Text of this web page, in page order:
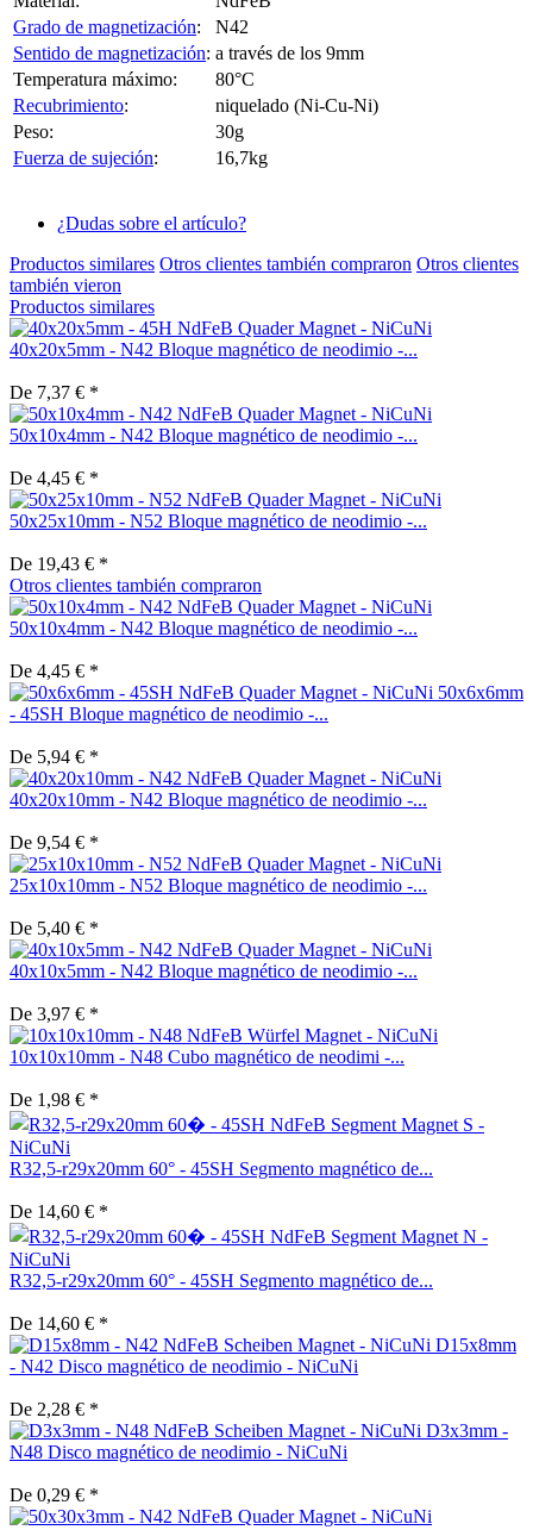
Grado de magnetización:
N42
Sentido de magnetización: a través de los 9mm
Temperatura máximo:
80°C
Recubrimiento:
niquelado (Ni-Cu-Ni)
Peso:
30g
Fuerza de sujeción: 16,7kg
¿Dudas sobre el artículo?
Productos similares Otros clientes también compraron Otros clientes
también vieron
Productos similares
40x20x5mm - N42 Bloque magnético de neodimio -...
De 7,37 € *
50x10x4mm - N42 Bloque magnético de neodimio -...
De 4,45 € *
50x25x10mm - N52 Bloque magnético de neodimio -...
De 19,43 € *
Otros clientes también compraron
50x10x4mm - N42 Bloque magnético de neodimio -...
De 4,45 € *
50x6x6mm
- 45SH Bloque magnético de neodimio -...
De 5,94 € *
40x20x10mm - N42 Bloque magnético de neodimio -...
De 9,54 € *
25x10x10mm - N52 Bloque magnético de neodimio -...
De 5,40 € *
40x10x5mm - N42 Bloque magnético de neodimio -...
De 3,97 € *
10x10x10mm - N48 Cubo magnético de neodimi -...
De 1,98 € *
R32,5-r29x20mm 60° - 45SH Segmento magnético de...
De 14,60 € *
R32,5-r29x20mm 60° - 45SH Segmento magnético de...
De 14,60 € *
D15x8mm
- N42 Disco magnético de neodimio - NiCuNi
De 2,28 € *
D3x3mm -
N48 Disco magnético de neodimio - NiCuNi
De 0,29 € *